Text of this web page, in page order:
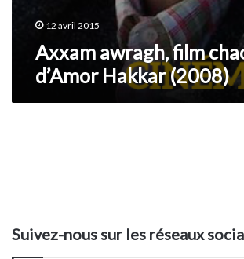
12 avril 2015
Axxam awragh, film
d’Amor Hakkar (2008)
Suivez-nous sur les réseaux